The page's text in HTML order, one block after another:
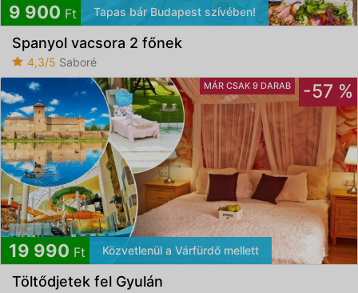
9 900 Ft Tapas bár Budapest szívében!
Spanyol vacsora 2 főnek
4,3/5 Saboré
MÁR CSAK 9 DARAB -57 %
19 990 Ft Közvetlenül a Várfürdő mellett
Töltődjetek fel Gyulán